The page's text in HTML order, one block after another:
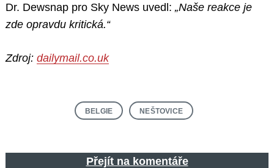
Dr. Dewsnap pro Sky News uvedl: „Naše reakce je
zde opravdu kritická.“
Zdroj: dailymail.co.uk
BELGIE NEŠTOVICE
Přejít na komentáře